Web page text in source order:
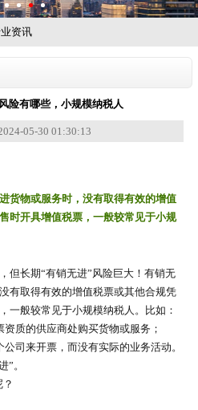
资讯
险有哪些，小规模纳税人
05-30 01:30:13
货物或服务时，没有取得有效的增值
时开具增值税票，一般较常见于小规
但长期“有销无进”风险巨大！有销无
有取得有效的增值税票或其他合规凭
一般较常见于小规模纳税人。比如：
资质的供应商处购买货物或服务；
公司来开票，而没有实际的业务活动。
”。